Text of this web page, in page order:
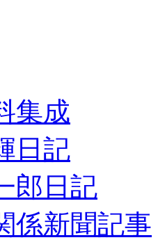
集成
日記
郎日記
係新聞記事